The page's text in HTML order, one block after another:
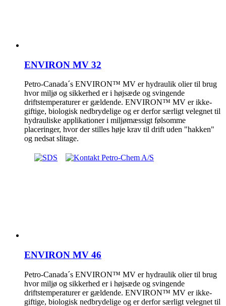
ENVIRON MV 32
Petro-Canada´s ENVIRON™ MV er hydraulik olier til brug
hvor miljø og sikkerhed er i højsæde og svingende
driftstemperaturer er gældende. ENVIRON™ MV er ikke-
giftige, biologisk nedbrydelige og er derfor særligt velegnet til
hydrauliske applikationer i miljømæssigt følsomme
placeringer, hvor der stilles høje krav til drift uden "hakken"
og nedsat slitage.
ENVIRON MV 46
Petro-Canada´s ENVIRON™ MV er hydraulik olier til brug
hvor miljø og sikkerhed er i højsæde og svingende
driftstemperaturer er gældende. ENVIRON™ MV er ikke-
giftige, biologisk nedbrydelige og er derfor særligt velegnet til